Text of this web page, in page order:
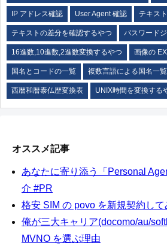
IP アドレス確認 User Agent 確認 テキス
テキストの差分を確認するやつ パスワード
16進数,10進数,2進数変換するやつ 画像の
国名とコードの一覧 複数言語による国名一覧
西暦和暦泰仏歴変換表 UNIX時間を変換する
オススメ記事
あなたに寄り添う「Personal
介 #PR
格安 SIM の povo を新規契約して
俺が三大キャリア(docomo/au/
MVNO を選ぶ理由